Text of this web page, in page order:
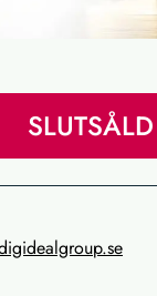
SLUTSÅLD